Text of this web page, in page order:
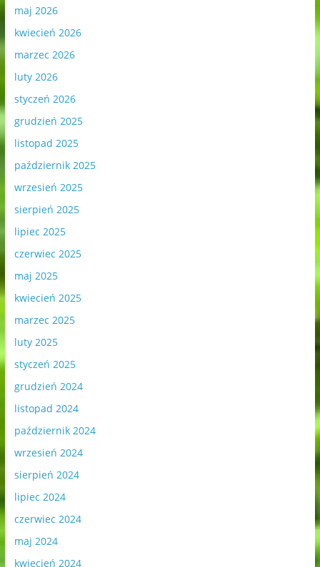
maj 2026
kwiecień 2026
marzec 2026
luty 2026
styczeń 2026
grudzień 2025
listopad 2025
październik 2025
wrzesień 2025
sierpień 2025
lipiec 2025
czerwiec 2025
maj 2025
kwiecień 2025
marzec 2025
luty 2025
styczeń 2025
grudzień 2024
listopad 2024
październik 2024
wrzesień 2024
sierpień 2024
lipiec 2024
czerwiec 2024
maj 2024
kwiecień 2024